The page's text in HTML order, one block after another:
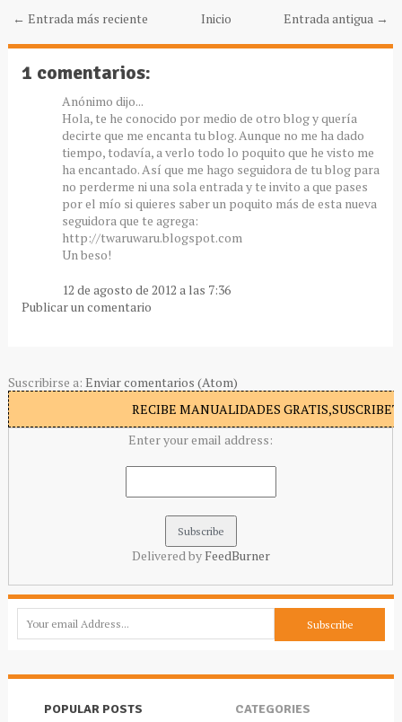
← Entrada más reciente Entrada antigua →
Inicio
1 comentarios:
Anónimo dijo...
Hola, te he conocido por medio de otro blog y quería
decirte que me encanta tu blog. Aunque no me ha dado
tiempo, todavía, a verlo todo lo poquito que he visto me
ha encantado. Así que me hago seguidora de tu blog para
no perderme ni una sola entrada y te invito a que pases
por el mío si quieres saber un poquito más de esta nueva
seguidora que te agrega:
http://twaruwaru.blogspot.com
Un beso!
12 de agosto de 2012 a las 7:36
Publicar un comentario
Suscribirse a: Enviar comentarios (Atom)
RECIBE MANUALIDADES
Enter your email address:
Delivered by FeedBurner
POPULAR POSTS CATEGORIES